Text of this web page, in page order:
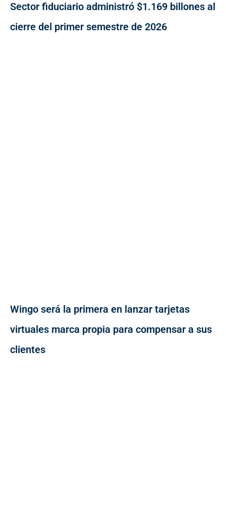
Sector fiduciario administró $1.169 billones al
cierre del primer semestre de 2026
Wingo será la primera en lanzar tarjetas
virtuales marca propia para compensar a sus
clientes